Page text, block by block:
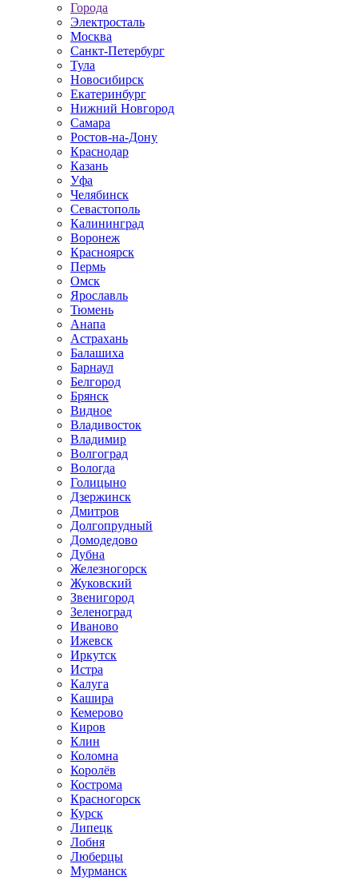
Города
Электросталь
Москва
Санкт-Петербург
Тула
Новосибирск
Екатеринбург
Нижний Новгород
Самара
Ростов-на-Дону
Краснодар
Казань
Уфа
Челябинск
Севастополь
Калининград
Воронеж
Красноярск
Пермь
Омск
Ярославль
Тюмень
Анапа
Астрахань
Балашиха
Барнаул
Белгород
Брянск
Видное
Владивосток
Владимир
Волгоград
Вологда
Голицыно
Дзержинск
Дмитров
Долгопрудный
Домодедово
Дубна
Железногорск
Жуковский
Звенигород
Зеленоград
Иваново
Ижевск
Иркутск
Истра
Калуга
Кашира
Кемерово
Киров
Клин
Коломна
Королёв
Кострома
Красногорск
Курск
Липецк
Лобня
Люберцы
Мурманск